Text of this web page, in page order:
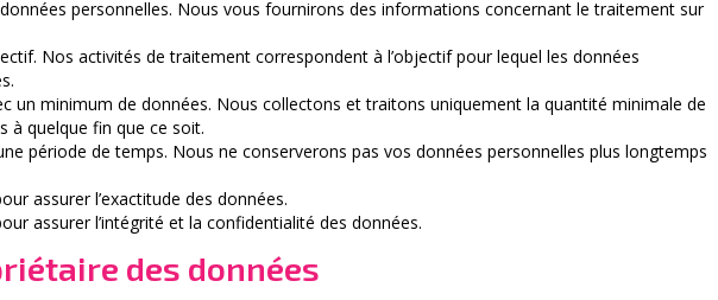
personnelles. Nous vous fournirons des informations concernant le traitement sur
Nos activités de traitement correspondent à l’objectif pour lequel les données
un minimum de données. Nous collectons et traitons uniquement la quantité minimale de
à quelque fin que ce soit.
période de temps. Nous ne conserverons pas vos données personnelles plus longtemps
assurer l’exactitude des données.
assurer l’intégrité et la confidentialité des données.
des données